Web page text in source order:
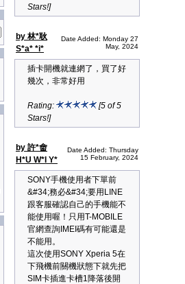
Stars!]
by 林*耿
S*a* *i*
Date Added: Monday 27
May, 2024
插卡開機就連網了，買了好
幾次，非常好用
Rating:
[5 of 5
Stars!]
by 許*畬
H*U W*I Y*
Date Added: Thursday
15 February, 2024
SONY手機使用者下單前
&#34;務必&#34;要用LINE
跟客服確認自己的手機能不
能使用喔！只用T-MOBILE
官網查詢IMEI碼有可能還是
不能用。
這次使用SONY Xperia 5在
下飛機前關機狀態下就先把
SIM卡插進卡槽1降落後開